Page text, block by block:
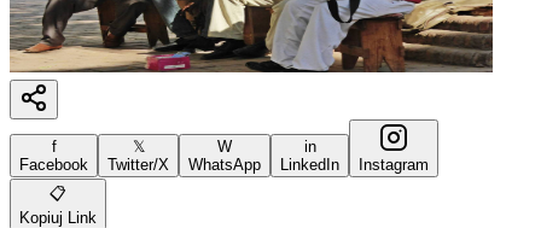
f
Facebook
𝕏
Twitter/X
W
WhatsApp
in
LinkedIn
Instagram
📋
Kopiuj Link